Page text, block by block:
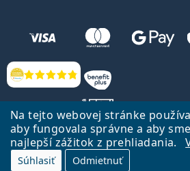
Na tejto webovej stránke
aby fungovala správne a aby
najlepší zážitok z prehliadania.
Súhlasiť Odmietnuť
Hodnotenia
Späť na Úvodnu stránku